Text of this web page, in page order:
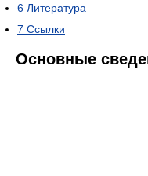
6 Литература
7 Ссылки
Основные